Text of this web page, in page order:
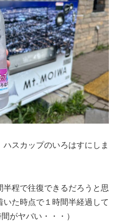
スカップのいろはすにしま
程で往復できるだろうと思
た時点で１時間半経過して
がヤバい・・・）